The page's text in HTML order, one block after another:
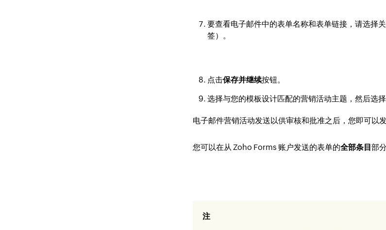
要查看电子邮件中的表单名称和表单链接，请选择
签）。
点击保存并继续按钮。
选择与您的模板设计匹配的营销活动主题，然后选
电子邮件营销活动发送以供审核和批准之后，您即可以
您可以在从 Zoho Forms 账户发送的表单的全部条目部
注